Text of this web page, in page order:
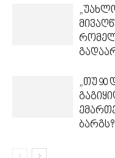
„თუ 90
ბარგს?